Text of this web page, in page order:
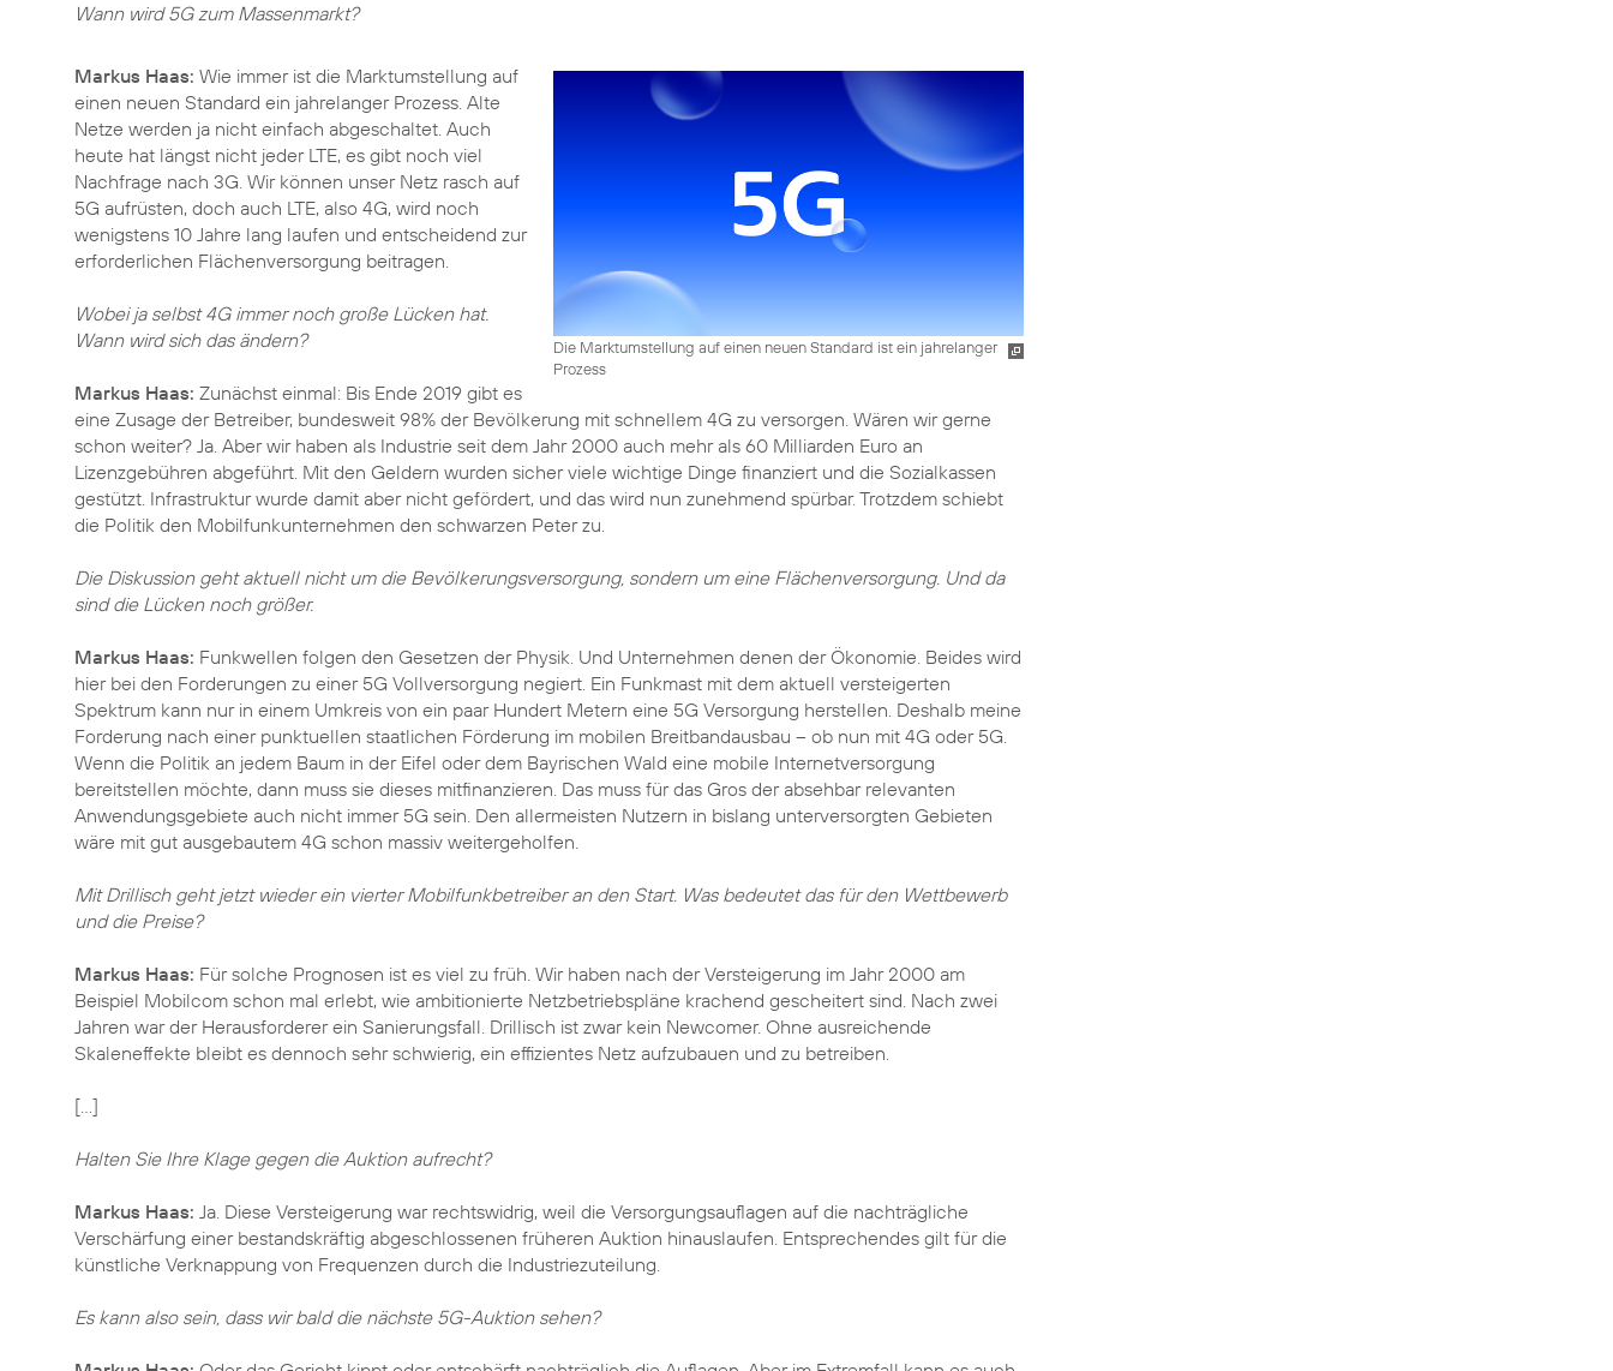
Wann wird 5G zum Massenmarkt?
Die Marktumstellung auf einen neuen Standard ist ein jahrelanger
Prozess
Markus Haas: Wie immer ist die Marktumstellung auf
einen neuen Standard ein jahrelanger Prozess. Alte
Netze werden ja nicht einfach abgeschaltet. Auch
heute hat längst nicht jeder LTE, es gibt noch viel
Nachfrage nach 3G. Wir können unser Netz rasch auf
5G aufrüsten, doch auch LTE, also 4G, wird noch
wenigstens 10 Jahre lang laufen und entscheidend zur
erforderlichen Flächenversorgung beitragen.
Wobei ja selbst 4G immer noch große Lücken hat.
Wann wird sich das ändern?
Markus Haas: Zunächst einmal: Bis Ende 2019 gibt es
eine Zusage der Betreiber, bundesweit 98% der Bevölkerung mit schnellem 4G zu versorgen. Wären wir gerne
schon weiter? Ja. Aber wir haben als Industrie seit dem Jahr 2000 auch mehr als 60 Milliarden Euro an
Lizenzgebühren abgeführt. Mit den Geldern wurden sicher viele wichtige Dinge finanziert und die Sozialkassen
gestützt. Infrastruktur wurde damit aber nicht gefördert, und das wird nun zunehmend spürbar. Trotzdem schiebt
die Politik den Mobilfunkunternehmen den schwarzen Peter zu.
Die Diskussion geht aktuell nicht um die Bevölkerungsversorgung, sondern um eine Flächenversorgung. Und da
sind die Lücken noch größer.
Markus Haas: Funkwellen folgen den Gesetzen der Physik. Und Unternehmen denen der Ökonomie. Beides wird
hier bei den Forderungen zu einer 5G Vollversorgung negiert. Ein Funkmast mit dem aktuell versteigerten
Spektrum kann nur in einem Umkreis von ein paar Hundert Metern eine 5G Versorgung herstellen. Deshalb meine
Forderung nach einer punktuellen staatlichen Förderung im mobilen Breitbandausbau – ob nun mit 4G oder 5G.
Wenn die Politik an jedem Baum in der Eifel oder dem Bayrischen Wald eine mobile Internetversorgung
bereitstellen möchte, dann muss sie dieses mitfinanzieren. Das muss für das Gros der absehbar relevanten
Anwendungsgebiete auch nicht immer 5G sein. Den allermeisten Nutzern in bislang unterversorgten Gebieten
wäre mit gut ausgebautem 4G schon massiv weitergeholfen.
Mit Drillisch geht jetzt wieder ein vierter Mobilfunkbetreiber an den Start. Was bedeutet das für den Wettbewerb
und die Preise?
Markus Haas: Für solche Prognosen ist es viel zu früh. Wir haben nach der Versteigerung im Jahr 2000 am
Beispiel Mobilcom schon mal erlebt, wie ambitionierte Netzbetriebspläne krachend gescheitert sind. Nach zwei
Jahren war der Herausforderer ein Sanierungsfall. Drillisch ist zwar kein Newcomer. Ohne ausreichende
Skaleneffekte bleibt es dennoch sehr schwierig, ein effizientes Netz aufzubauen und zu betreiben.
[…]
Halten Sie Ihre Klage gegen die Auktion aufrecht?
Markus Haas: Ja. Diese Versteigerung war rechtswidrig, weil die Versorgungsauflagen auf die nachträgliche
Verschärfung einer bestandskräftig abgeschlossenen früheren Auktion hinauslaufen. Entsprechendes gilt für die
künstliche Verknappung von Frequenzen durch die Industriezuteilung.
Es kann also sein, dass wir bald die nächste 5G-Auktion sehen?